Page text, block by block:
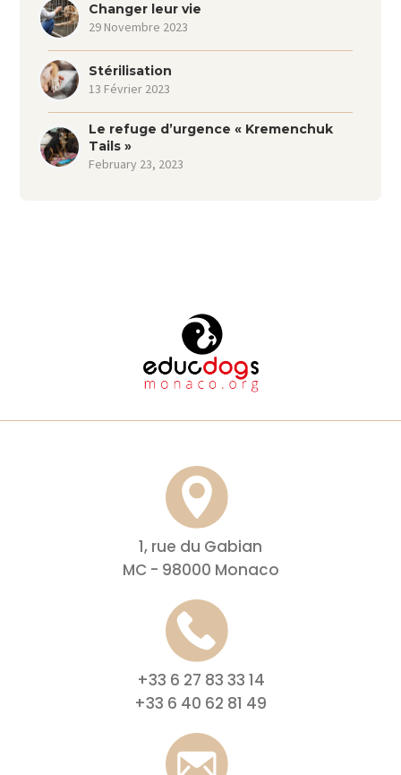
Changer leur vie
29 Novembre 2023
Stérilisation
13 Février 2023
Le refuge d’urgence « Kremenchuk
Tails »
February 23, 2023
1, rue du Gabian
MC - 98000 Monaco
+33 6 27 83 33 14
+33 6 40 62 81 49